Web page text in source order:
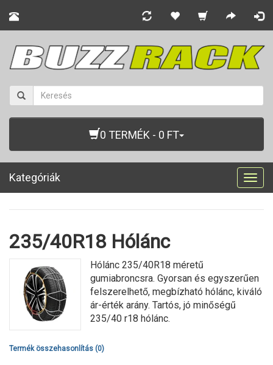
0 TERMÉK - 0 FT
Kategóriák
235/40R18 Hólánc
Hólánc 235/40R18 méretű
gumiabroncsra. Gyorsan és egyszerűen
felszerelhető, megbízható hólánc, kiváló
ár-érték arány. Tartós, jó minőségű
235/40 r18 hólánc.
Termék összehasonlítás (0)